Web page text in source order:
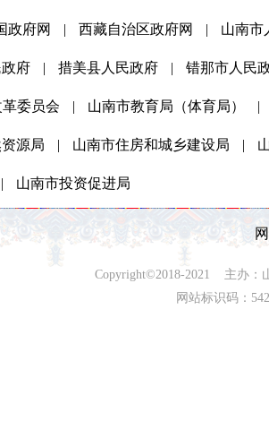
政府网 | 西藏自治区政府网 | 山南市
府 | 措美县人民政府 | 错那市人民
委员会 | 山南市教育局（体育局） |
源局 | 山南市住房和城乡建设局 |
| 山南市投资促进局
Copyright©2018-2021 主办：
网站标识码：